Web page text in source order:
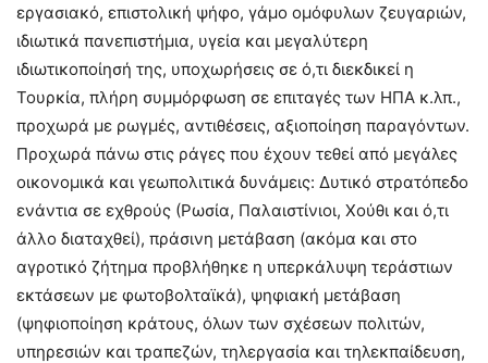
εργασιακό, επιστολική ψήφο, γάμο ομόφυλων ζευγαριών,
ιδιωτικά πανεπιστήμια, υγεία και μεγαλύτερη
ιδιωτικοποίησή της, υποχωρήσεις σε ό,τι διεκδικεί η
Τουρκία, πλήρη συμμόρφωση σε επιταγές των ΗΠΑ κ.λπ.,
προχωρά με ρωγμές, αντιθέσεις, αξιοποίηση παραγόντων.
Προχωρά πάνω στις ράγες που έχουν τεθεί από μεγάλες
οικονομικά και γεωπολιτικά δυνάμεις: Δυτικό στρατόπεδο
ενάντια σε εχθρούς (Ρωσία, Παλαιστίνιοι, Χούθι και ό,τι
άλλο διαταχθεί), πράσινη μετάβαση (ακόμα και στο
αγροτικό ζήτημα προβλήθηκε η υπερκάλυψη τεράστιων
εκτάσεων με φωτοβολταϊκά), ψηφιακή μετάβαση
(ψηφιοποίηση κράτους, όλων των σχέσεων πολιτών,
υπηρεσιών και τραπεζών, τηλεργασία και τηλεκπαίδευση,